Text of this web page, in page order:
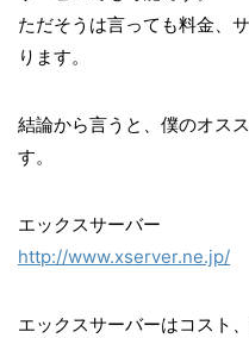
ただそうは言っても料金、
ります。
結論から言うと、僕のオス
す。
エックスサーバー
http://www.xserver.ne.jp/
エックスサーバーはコスト